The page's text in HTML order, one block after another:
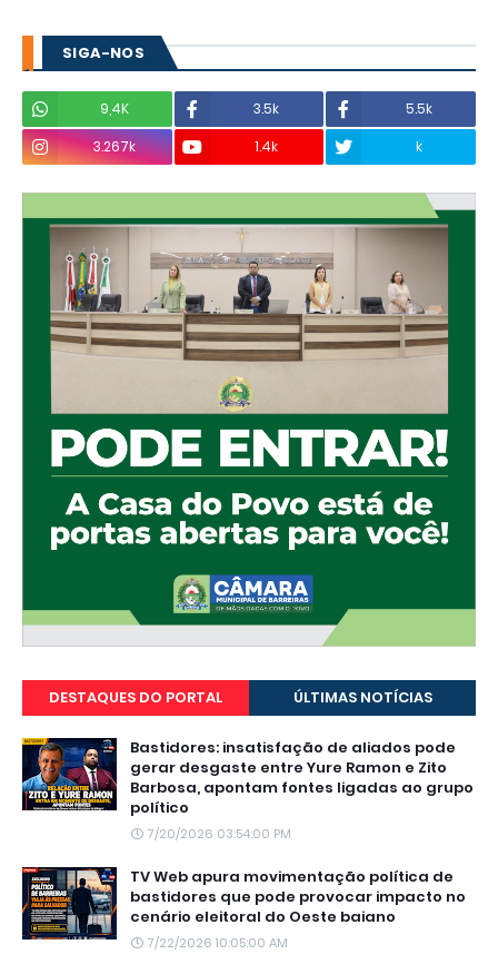
SIGA-NOS
9,4K 3.5k
5.5k
3.267k
1.4k k
DESTAQUES DO PORTAL ÚLTIMAS NOTÍCIAS
Bastidores: insatisfação de aliados pode
gerar desgaste entre Yure Ramon e Zito
Barbosa, apontam fontes ligadas ao grupo
político
7/20/2026 03:54:00 PM
TV Web apura movimentação política de
bastidores que pode provocar impacto no
cenário eleitoral do Oeste baiano
7/22/2026 10:05:00 AM